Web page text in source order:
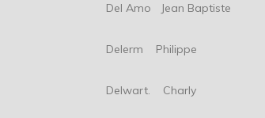
Del Amo Jean
Delerm Philippe Je
Delwart. Charly